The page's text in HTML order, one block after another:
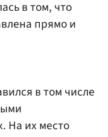
в том, что
прямо и
в том числе
На их место